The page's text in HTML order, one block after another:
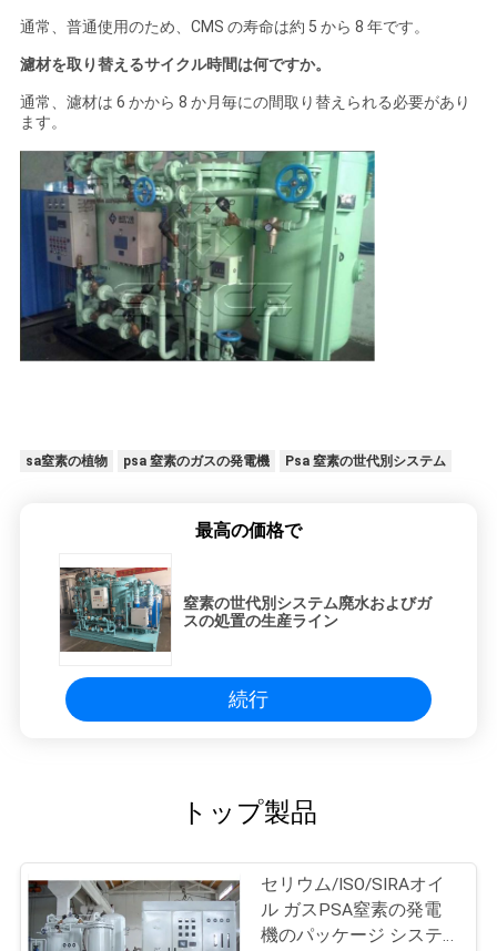
通常、普通使用のため、CMS の寿命は約 5 から 8 年です。
濾材を取り替えるサイクル時間は何ですか。
通常、濾材は 6 かから 8 か月毎にの間取り替えられる必要があり
ます。
sa窒素の植物 psa 窒素のガスの発電機 Psa 窒素の世代別システム
最高の価格で
窒素の世代別システム廃水およびガ
スの処置の生産ライン
続行
トップ製品
セリウム/ISO/SIRAオイ
ル ガスPSA窒素の発電
機のパッケージ システ